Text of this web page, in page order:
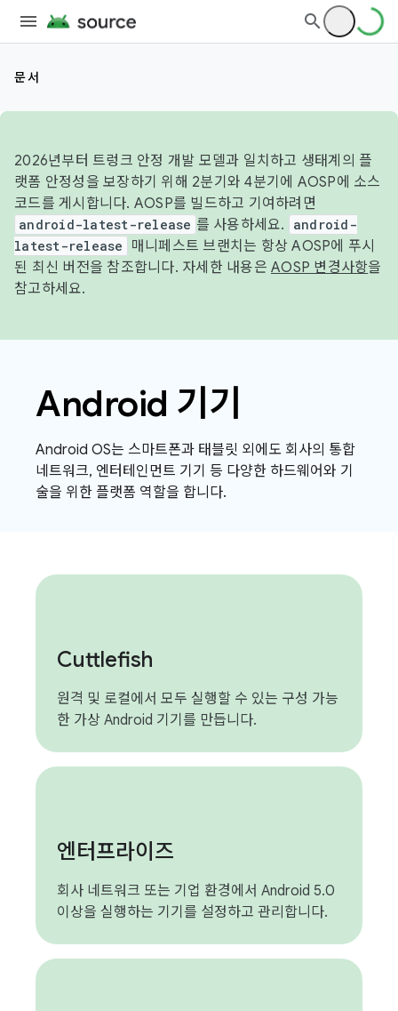
문서
2026년부터 트렁크 안정 개발 모델과 일치하고 생태계의 플
랫폼 안정성을 보장하기 위해 2분기와 4분기에 AOSP에 소스
코드를 게시합니다. AOSP를 빌드하고 기여하려면
android-latest-release 를 사용하세요.
android-
latest-release
매니페스트 브랜치는 항상 AOSP에 푸시
된 최신 버전을 참조합니다. 자세한 내용은 AOSP 변경사항을
참고하세요.
Android 기기
Android OS는 스마트폰과 태블릿 외에도 회사의 통합
네트워크, 엔터테인먼트 기기 등 다양한 하드웨어와 기
술을 위한 플랫폼 역할을 합니다.
Cuttlefish
원격 및 로컬에서 모두 실행할 수 있는 구성 가능
한 가상 Android 기기를 만듭니다.
엔터프라이즈
회사 네트워크 또는 기업 환경에서 Android 5.0
이상을 실행하는 기기를 설정하고 관리합니다.